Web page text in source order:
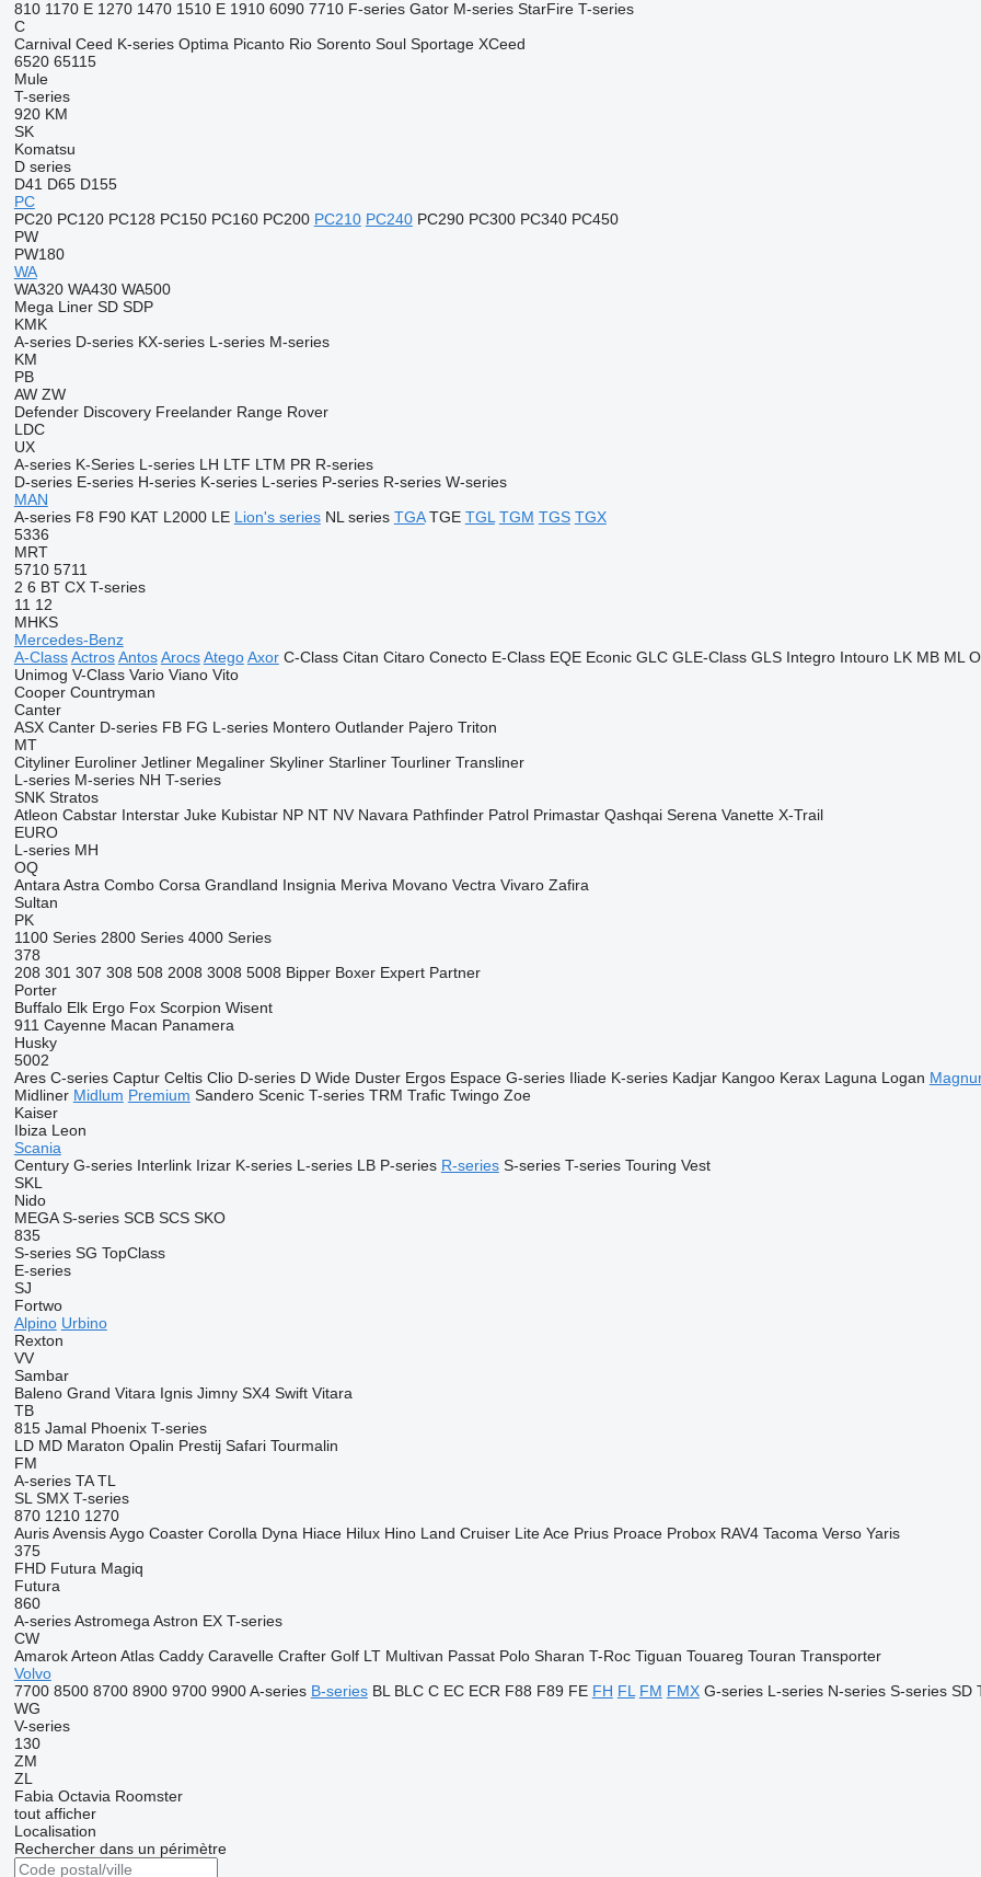
810 1170 E 1270 1470 1510 E 1910 6090 7710 F-series Gator M-series StarFire T-series
C
Carnival Ceed K-series Optima Picanto Rio Sorento Soul Sportage XCeed
6520 65115
Mule
T-series
920 KM
SK
Komatsu
D series
D41 D65 D155
PC
PC20 PC120 PC128 PC150 PC160 PC200 PC210 PC240 PC290 PC300 PC340 PC450
PW
PW180
WA
WA320 WA430 WA500
Mega Liner SD SDP
KMK
A-series D-series KX-series L-series M-series
KM
PB
AW ZW
Defender Discovery Freelander Range Rover
LDC
UX
A-series K-Series L-series LH LTF LTM PR R-series
D-series E-series H-series K-series L-series P-series R-series W-series
MAN
A-series F8 F90 KAT L2000 LE Lion's series NL series TGA TGE TGL TGM TGS TGX
5336
MRT
5710 5711
2 6 BT CX T-series
11 12
MHKS
Mercedes-Benz
A-Class Actros Antos Arocs Atego Axor C-Class Citan Citaro Conecto E-Class EQE Econic GLC GLE-Class GLS Integro Intouro LK MB ML
Unimog V-Class Vario Viano Vito
Cooper Countryman
Canter
ASX Canter D-series FB FG L-series Montero Outlander Pajero Triton
MT
Cityliner Euroliner Jetliner Megaliner Skyliner Starliner Tourliner Transliner
L-series M-series NH T-series
SNK Stratos
Atleon Cabstar Interstar Juke Kubistar NP NT NV Navara Pathfinder Patrol Primastar Qashqai Serena Vanette X-Trail
EURO
L-series MH
OQ
Antara Astra Combo Corsa Grandland Insignia Meriva Movano Vectra Vivaro Zafira
Sultan
PK
1100 Series 2800 Series 4000 Series
378
208 301 307 308 508 2008 3008 5008 Bipper Boxer Expert Partner
Porter
Buffalo Elk Ergo Fox Scorpion Wisent
911 Cayenne Macan Panamera
Husky
5002
Ares C-series Captur Celtis Clio D-series D Wide Duster Ergos Espace G-series Iliade K-series Kadjar Kangoo Kerax Laguna Logan
Midliner Midlum Premium Sandero Scenic T-series TRM Trafic Twingo Zoe
Kaiser
Ibiza Leon
Scania
Century G-series Interlink Irizar K-series L-series LB P-series R-series S-series T-series Touring Vest
SKL
Nido
MEGA S-series SCB SCS SKO
835
S-series SG TopClass
E-series
SJ
Fortwo
Alpino Urbino
Rexton
VV
Sambar
Baleno Grand Vitara Ignis Jimny SX4 Swift Vitara
TB
815 Jamal Phoenix T-series
LD MD Maraton Opalin Prestij Safari Tourmalin
FM
A-series TA TL
SL SMX T-series
870 1210 1270
Auris Avensis Aygo Coaster Corolla Dyna Hiace Hilux Hino Land Cruiser Lite Ace Prius Proace Probox RAV4 Tacoma Verso Yaris
375
FHD Futura Magiq
Futura
860
A-series Astromega Astron EX T-series
CW
Amarok Arteon Atlas Caddy Caravelle Crafter Golf LT Multivan Passat Polo Sharan T-Roc Tiguan Touareg Touran Transporter
Volvo
7700 8500 8700 8900 9700 9900 A-series B-series BL BLC C EC ECR F88 F89 FE FH FL FM FMX G-series L-series N-series S-series SD
WG
V-series
130
ZM
ZL
Fabia Octavia Roomster
tout afficher
Localisation
Rechercher dans un périmètre